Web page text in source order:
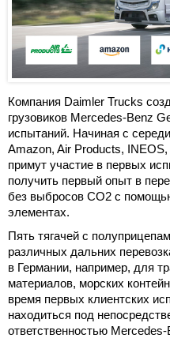
Компания Daimler Trucks
грузовиков Mercedes-Benz
испытаний. Начиная с
Amazon, Air Products,
примут участие в первых
получить первый опыт в
без выбросов CO2 с
элементах.
Пять тягачей с
различных дальних
в Германии, например, для
материалов, морских
время первых клиентских
находиться под
ответственностью